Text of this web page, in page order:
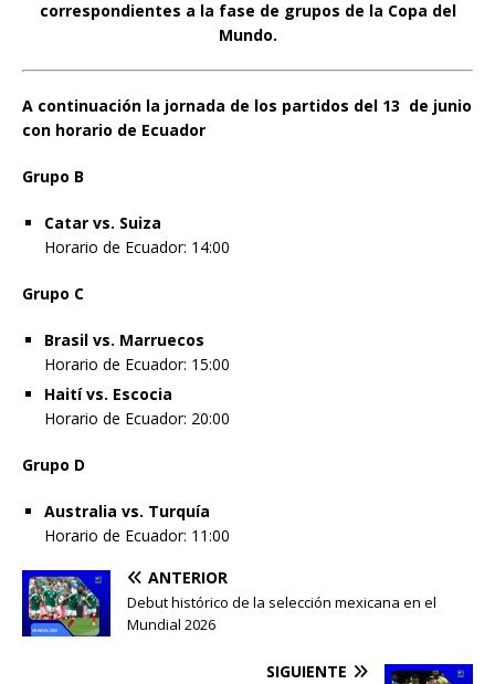
correspondientes a la fase de grupos de la Copa del
Mundo.
A continuación la jornada de los partidos del 13 de junio
con horario de Ecuador
Grupo B
Catar vs. Suiza
Horario de Ecuador: 14:00
Grupo C
Brasil vs. Marruecos
Horario de Ecuador: 15:00
Haití vs. Escocia
Horario de Ecuador: 20:00
Grupo D
Australia vs. Turquía
Horario de Ecuador: 11:00
ANTERIOR
Debut histórico de la selección mexicana en el
Mundial 2026
SIGUIENTE